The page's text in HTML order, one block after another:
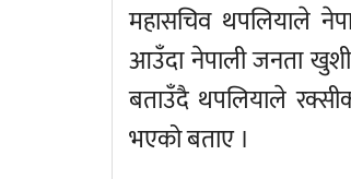
महासचिव थपलियाले
आउँदा नेपाली जनता खुशी
बताउँदै थपलियाले
भएको बताए ।